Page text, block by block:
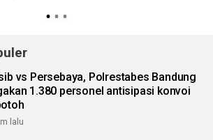
vs Persebaya, Polrestabes Bandung
1.380 personel antisipasi konvoi
lalu